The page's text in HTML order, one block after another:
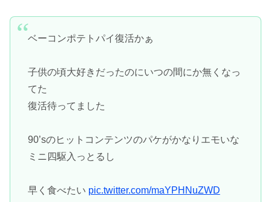
ベーコンポテトパイ復活かぁ
子供の頃大好きだったのにいつの間にか無くなっ
てた
復活待ってました
90’sのヒットコンテンツのパケがかなりエモいな
ミニ四駆入っとるし
早く食べたい pic.twitter.com/maYPHNuZWD